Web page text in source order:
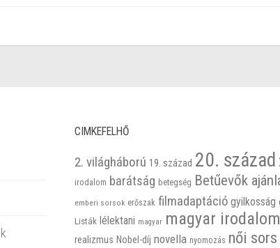
CIMKEFELHŐ
2. világháború 19. század 20. század
irodalom barátság betegség Betűevők
emberi sorsok erőszak filmadaptáció gyilkosság
Listák lélektani magyar magyar irodalom
realizmus Nobel-díj novella nyomozás női sors